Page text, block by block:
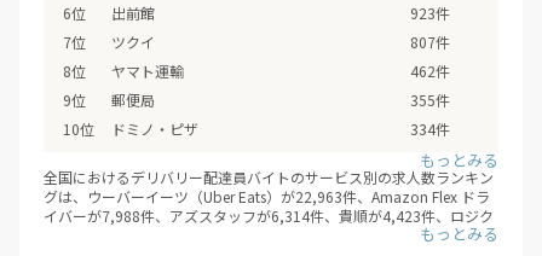
出前館
923件
ツクイ
807件
ヤマト運輸
462件
郵便局
355件
ドミノ・ピザ
334件
307件
プラスワンドライブ
220件
佐川急便
144件
48件
全国におけるデリバリー配達員バイトのサービス別の求人数ランキン
グは、ウーバーイーツ（Uber Eats）が22,963件、Amazon Flex ドラ
イバーが7,988件、アズスタッフが6,314件、貴順が4,423件、ロジク
エストが1,734件、出前館が923件、ツクイが807件、ヤマト運輸が